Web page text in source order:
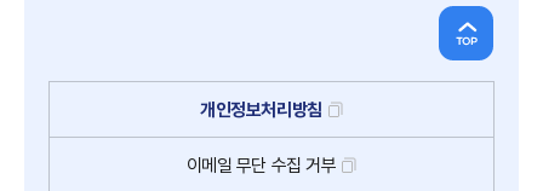
개인정보처리방침
이메일 무단 수집 거부